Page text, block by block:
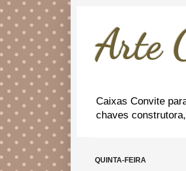
Arte
Caixas Convite
chaves
QUINTA-FEIRA